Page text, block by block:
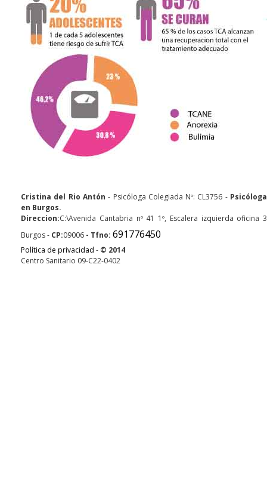
Cristina del Rio Antón - Psicóloga Colegiada Nº: CL3756 - Psicóloga
en Burgos.
Direccion:C:\Avenida Cantabria nº 41 1º, Escalera izquierda oficina 3
Burgos- CP:09006 - Tfno: 691776450
Política de privacidad - © 2014
Centro Sanitario 09-C22-0402